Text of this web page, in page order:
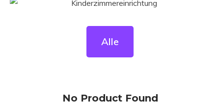
Alle
No Product Found